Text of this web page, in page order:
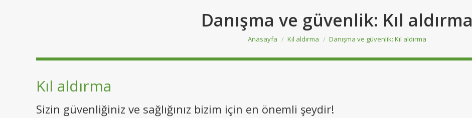
Danışma ve güvenlik: Kıl aldırma
You are here:
Anasayfa Kıl aldırma Danışma ve güvenlik: Kıl aldırma
Kıl aldırma
Sizin güvenliğiniz ve sağlığınız bizim için en önemli şeydir!